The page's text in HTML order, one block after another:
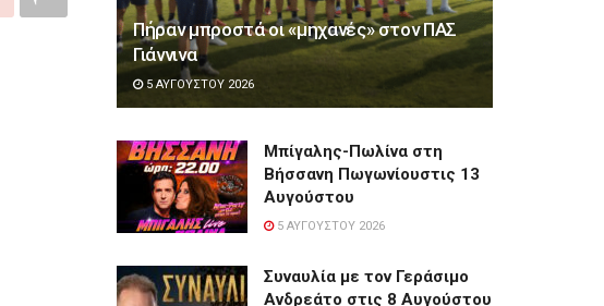
Πήραν μπροστά οι «μηχανές» στον ΠΑΣ
Γιάννινα
5 ΑΥΓΟΎΣΤΟΥ 2026
Μπίγαλης-Πωλίνα στη
Βήσσανη Πωγωνίουστις 13
Αυγούστου
5 ΑΥΓΟΎΣΤΟΥ 2026
Συναυλία με τον Γεράσιμο
Ανδρεάτο στις 8 Αυγούστου